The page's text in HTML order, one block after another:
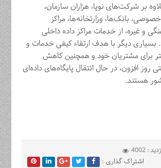
بر شرکت‌های نوپا، هزاران سازمان،
بانک‌ها، وزارتخانه‌ها، مراکز
و غیره، از خدمات مراکز داده داخلی
بسیاری دیگر با هدف ارتقاء کیفی خدمات و
برای مشتریان خود و همچنین کاهش
روز افزون، در حال انتقال پایگاه‌های داده‌ای
هستند.
: 4002
اشتراک گذاری :